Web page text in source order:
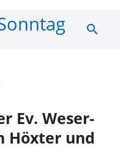
search
Ev. Weser-
Höxter und